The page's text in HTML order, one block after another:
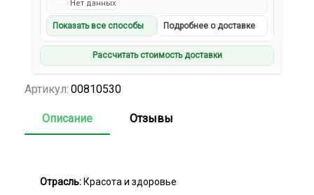
Нет данных
Показать все способы Подробнее о доставке
Рассчитать стоимость доставки
Артикул: 00810530
Описание Отзывы
Отрасль: Красота и здоровье